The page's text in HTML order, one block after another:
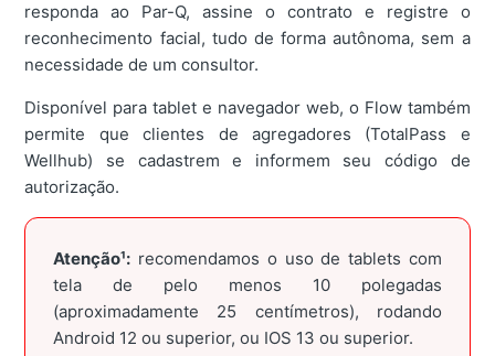
responda ao Par-Q, assine o contrato e registre o
reconhecimento facial, tudo de forma autônoma, sem a
necessidade de um consultor.
Disponível para tablet e navegador web, o Flow também
permite que clientes de agregadores (TotalPass e
Wellhub) se cadastrem e informem seu código de
autorização.
️Atenção¹: recomendamos o uso de tablets com
tela de pelo menos 10 polegadas
(aproximadamente 25 centímetros), rodando
Android 12 ou superior, ou IOS 13 ou superior.